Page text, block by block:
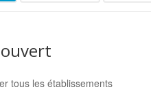
Plages, sports, ...
tous les établissements